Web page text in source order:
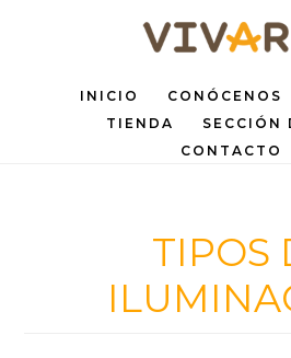
contenido
INICIO CONÓCENOS
TIENDA
SECCIÓN
CONTACTO
TIPOS